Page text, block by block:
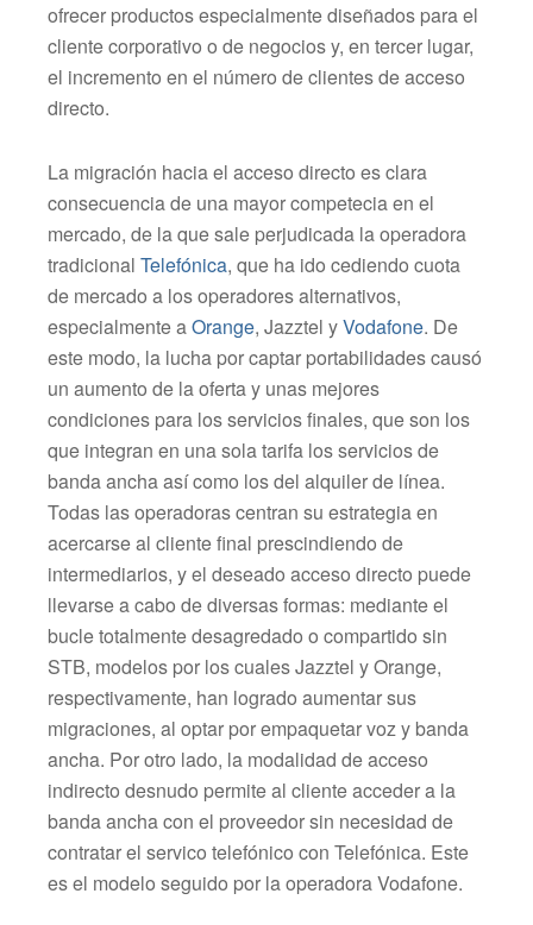
ofrecer productos especialmente diseñados para el
cliente corporativo o de negocios y, en tercer lugar,
el incremento en el número de clientes de acceso
directo.
La migración hacia el acceso directo es clara
consecuencia de una mayor competecia en el
mercado, de la que sale perjudicada la operadora
tradicional Telefónica, que ha ido cediendo cuota
de mercado a los operadores alternativos,
especialmente aOrange, Jazztel yVodafone. De
este modo, la lucha por captar portabilidades causó
un aumento de la oferta y unas mejores
condiciones para los servicios finales, que son los
que integran en una sola tarifa los servicios de
banda ancha así como los del alquiler de línea.
Todas las operadoras centran su estrategia en
acercarse al cliente final prescindiendo de
intermediarios, y el deseado acceso directo puede
llevarse a cabo de diversas formas: mediante el
bucle totalmente desagredado o compartido sin
STB, modelos por los cuales Jazztel y Orange,
respectivamente, han logrado aumentar sus
migraciones, al optar por empaquetar voz y banda
ancha. Por otro lado, la modalidad de acceso
indirecto desnudo permite al cliente acceder a la
banda ancha con el proveedor sin necesidad de
contratar el servico telefónico con Telefónica. Este
es el modelo seguido por la operadora Vodafone.